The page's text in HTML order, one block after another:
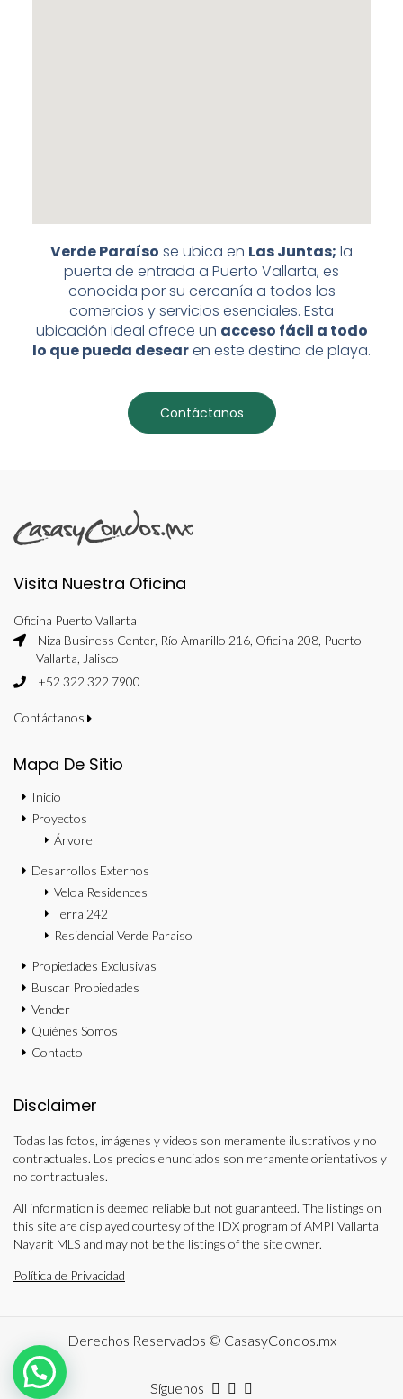
Verde Paraíso se ubica en Las Juntas; la
puerta de entrada a Puerto Vallarta, es
conocida por su cercanía a todos los
comercios y servicios esenciales. Esta
ubicación ideal ofrece un acceso fácil a todo
lo que pueda desearen este destino de playa.
Contáctanos
Visita Nuestra Oficina
Oficina Puerto Vallarta
Niza Business Center, Río Amarillo 216, Oficina 208, Puerto
Vallarta, Jalisco
+52 322 322 7900
Contáctanos
Mapa De Sitio
Inicio
Proyectos
Árvore
Desarrollos Externos
Veloa Residences
Terra 242
Residencial Verde Paraiso
Propiedades Exclusivas
Buscar Propiedades
Vender
Quiénes Somos
Contacto
Disclaimer
Todas las fotos, imágenes y videos son meramente ilustrativos y no
contractuales. Los precios enunciados son meramente orientativos y
no contractuales.
All information is deemed reliable but not guaranteed. The listings on
this site are displayed courtesy of the IDX program of AMPI Vallarta
Nayarit MLS and may not be the listings of the site owner.
Política de Privacidad
Derechos Reservados © CasasyCondos.mx
Síguenos